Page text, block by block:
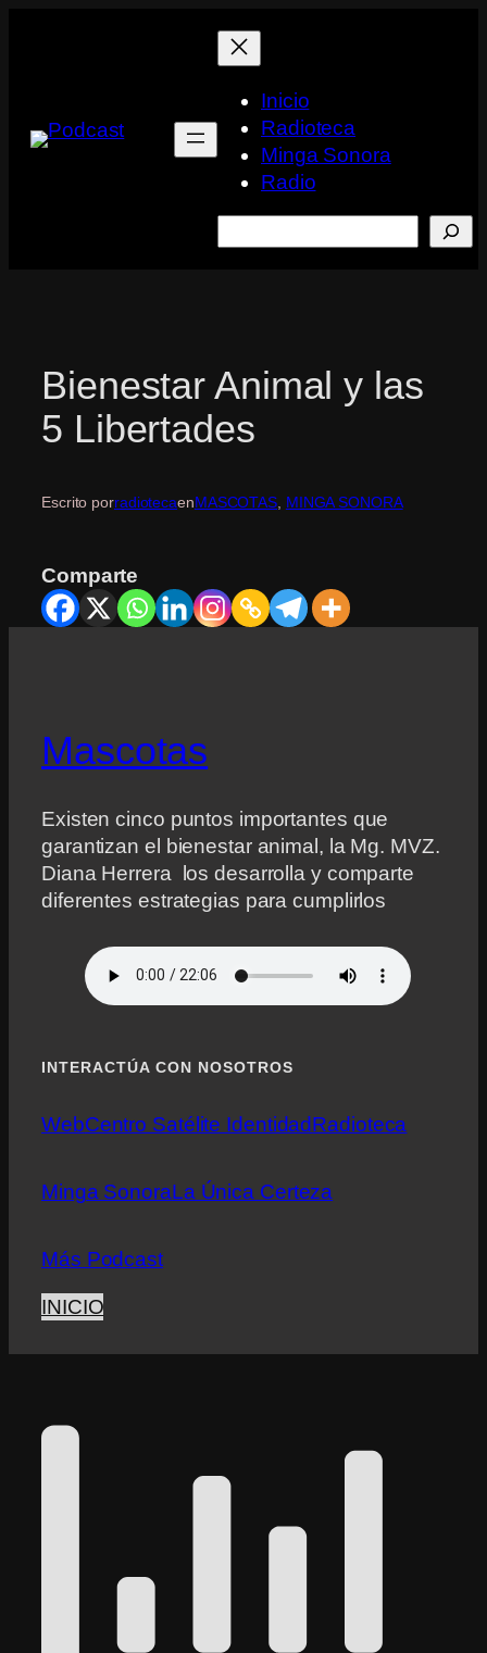
Inicio
Radioteca
Minga Sonora
Radio
Bienestar Animal y las
5 Libertades
Escrito porradiotecaenMASCOTAS MINGA SONORA
Comparte
Mascotas
Existen cinco puntos importantes que
garantizan el bienestar animal, la Mg. MVZ.
Diana Herrera los desarrolla y comparte
diferentes estrategias para cumplirlos
INTERACTÚA CON NOSOTROS
WebCentro Satélite IdentidadRadioteca
Minga SonoraLa Única Certeza
Más Podcast
INICIO